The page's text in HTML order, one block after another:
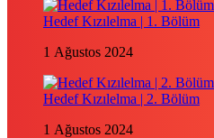
Hedef Kızılelma | 1. Bölüm
1 Ağustos 2024
Hedef Kızılelma | 2. Bölüm
1 Ağustos 2024